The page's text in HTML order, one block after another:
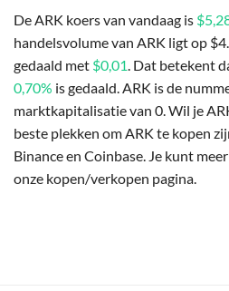
De ARK koers van vandaag is
handelsvolume van ARK ligt op
gedaald met $0,01. Dat betekent
0,70% is gedaald. ARK is de
marktkapitalisatie van 0. Wil je
beste plekken om ARK te kopen
Binance en Coinbase. Je kunt
onze kopen/verkopen pagina.